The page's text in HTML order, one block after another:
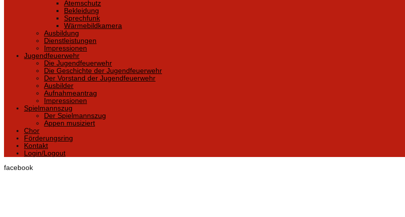
Atemschutz
Bekleidung
Sprechfunk
Wärmebildkamera
Ausbildung
Dienstleistungen
Impressionen
Jugendfeuerwehr
Die Jugendfeuerwehr
Die Geschichte der Jugendfeuerwehr
Der Vorstand der Jugendfeuerwehr
Ausbilder
Aufnahmeantrag
Impressionen
Spielmannszug
Der Spielmannszug
Appen musiziert
Chor
Förderungsring
Kontakt
Login/Logout
facebook